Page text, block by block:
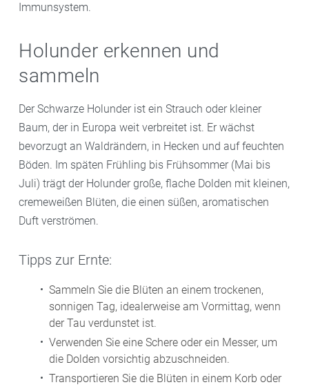
Immunsystem.
Holunder erkennen und
sammeln
Der Schwarze Holunder ist ein Strauch oder kleiner
Baum, der in Europa weit verbreitet ist. Er wächst
bevorzugt an Waldrändern, in Hecken und auf feuchten
Böden. Im späten Frühling bis Frühsommer (Mai bis
Juli) trägt der Holunder große, flache Dolden mit kleinen,
cremeweißen Blüten, die einen süßen, aromatischen
Duft verströmen.
Tipps zur Ernte:
Sammeln Sie die Blüten an einem trockenen,
sonnigen Tag, idealerweise am Vormittag, wenn
der Tau verdunstet ist.
Verwenden Sie eine Schere oder ein Messer, um
die Dolden vorsichtig abzuschneiden.
Transportieren Sie die Blüten in einem Korb oder